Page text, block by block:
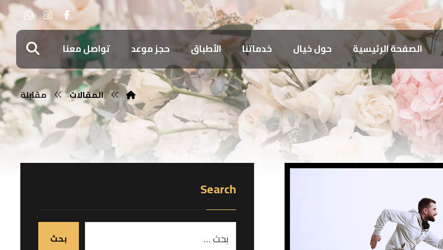
الصفحة الرئيسية حول خيال خدماتنا الأطباق حجز موعد تواصل معنا
المقالات مقابلة
Search
بحث